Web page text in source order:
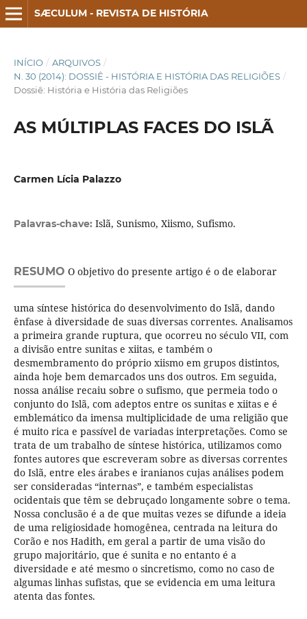
SÆCULUM - REVISTA DE HISTÓRIA
INÍCIO / ARQUIVOS /
N. 30 (2014): DOSSIÊ - HISTÓRIA E HISTÓRIA DAS RELIGIÕES /
Dossiê: História e História das Religiões
AS MÚLTIPLAS FACES DO ISLÃ
Carmen Lícia Palazzo
Palavras-chave: Islã, Sunismo, Xiismo, Sufismo.
RESUMO O objetivo do presente artigo é o de elaborar
uma síntese histórica do desenvolvimento do Islã, dando
ênfase à diversidade de suas diversas correntes. Analisamos
a primeira grande ruptura, que ocorreu no século VII, com
a divisão entre sunitas e xiitas, e também o
desmembramento do próprio xiismo em grupos distintos,
ainda hoje bem demarcados uns dos outros. Em seguida,
nossa análise recaiu sobre o sufismo, que permeia todo o
conjunto do Islã, com adeptos entre os sunitas e xiitas e é
emblemático da imensa multiplicidade de uma religião que
é muito rica e passível de variadas interpretações. Como se
trata de um trabalho de síntese histórica, utilizamos como
fontes autores que escreveram sobre as diversas correntes
do Islã, entre eles árabes e iranianos cujas análises podem
ser consideradas “internas”, e também especialistas
ocidentais que têm se debruçado longamente sobre o tema.
Nossa conclusão é a de que muitas vezes se difunde a ideia
de uma religiosidade homogênea, centrada na leitura do
Corão e nos Hadith, em geral a partir de uma visão do
grupo majoritário, que é sunita e no entanto é a
diversidade e até mesmo o sincretismo, como no caso de
algumas linhas sufistas, que se evidencia em uma leitura
atenta das fontes.